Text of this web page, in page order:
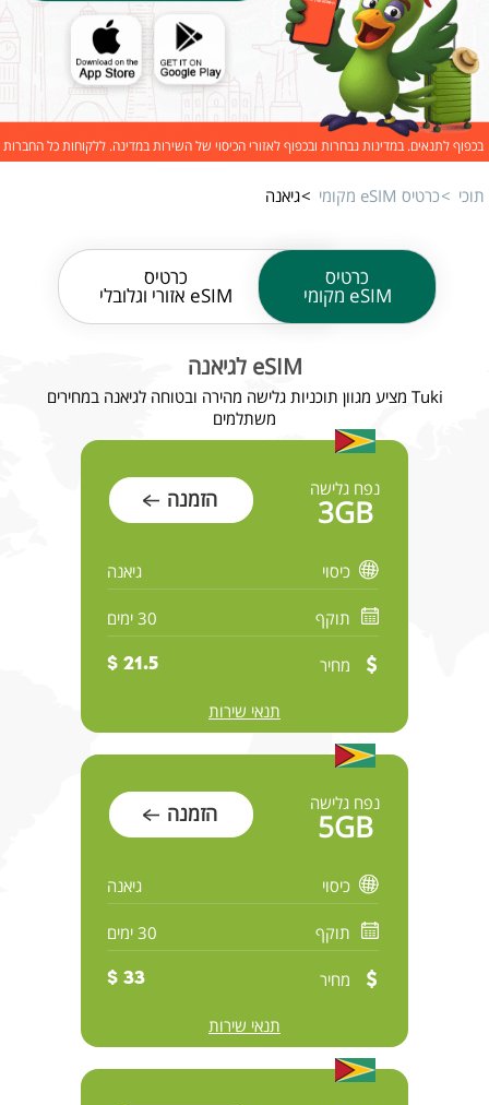
בכפוף לתנאים. במדינות נבחרות ובכפוף לאזורי הכיסוי של השירות במדינה. ללקוחות כל החברות
תוכי כרטיס eSIM מקומי גיאנה
כרטיס
eSIM מקומי
כרטיס
eSIM אזורי וגלובלי
eSIM לגיאנה
Tuki מציע מגוון תוכניות גלישה מהירה ובטוחה לגיאנה במחירים
משתלמים
נפח גלישה
3GB הזמנה
כיסוי גיאנה
תוקף 30 ימים
מחיר 21.5 $
תנאי שירות
נפח גלישה
5GB הזמנה
כיסוי גיאנה
תוקף 30 ימים
מחיר 33 $
תנאי שירות